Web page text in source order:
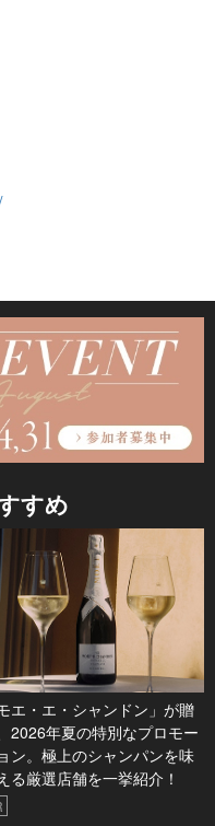
すめ
モエ・エ・シャンドン」が贈
2026年夏の特別なプロモー
ン。極上のシャンパンを味
る厳選店舗を一挙紹介！